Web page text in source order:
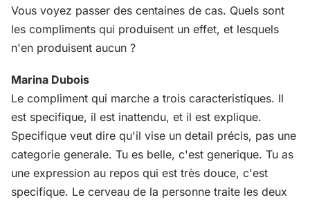
Vous voyez passer des centaines de cas. Quels sont
les compliments qui produisent un effet, et lesquels
n'en produisent aucun ?
Marina Dubois
Le compliment qui marche a trois caracteristiques. Il
est specifique, il est inattendu, et il est explique.
Specifique veut dire qu'il vise un detail précis, pas une
categorie generale. Tu es belle, c'est generique. Tu as
une expression au repos qui est très douce, c'est
specifique. Le cerveau de la personne traite les deux